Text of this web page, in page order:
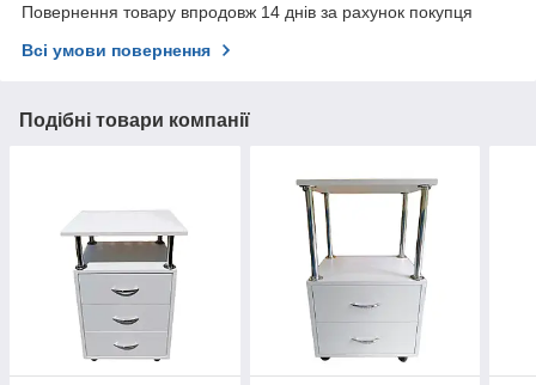
Повернення товару впродовж 14 днів за рахунок покупця
Всі умови повернення
Подібні товари компанії